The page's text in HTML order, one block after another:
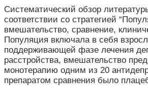
Систематический обзор
соответствии со стратегией
вмешательство, сравнение,
Популяция включала в себя
поддерживающей фазе лечения
расстройства, вмешательство
монотерапию одним из 20
препаратом сравнения было